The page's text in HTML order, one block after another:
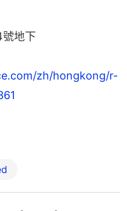
地下
zh/hongkong/r-